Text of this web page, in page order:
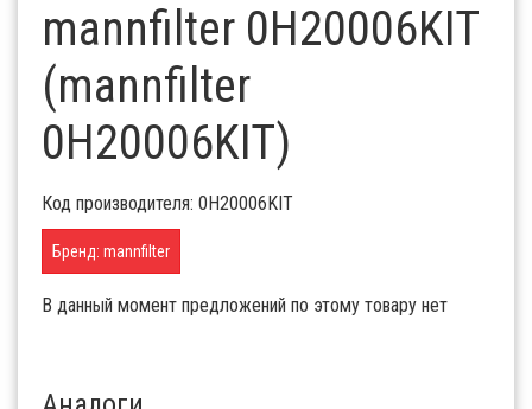
mannfilter 0H20006KIT
(mannfilter
0H20006KIT)
Код производителя: 0H20006KIT
Бренд: mannfilter
В данный момент предложений по этому товару нет